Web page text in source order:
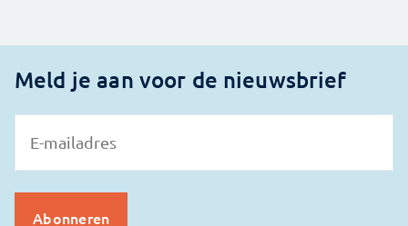
Meld je aan voor de nieuwsbrief